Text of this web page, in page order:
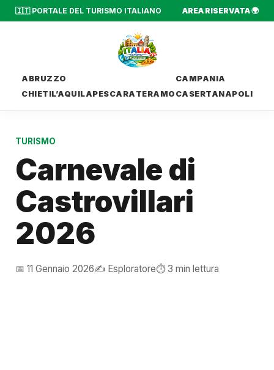
🇮🇹 PORTALE DEL TURISMO ITALIANO AREA RISERVATA 🌍
ABRUZZO
CHIETIL’AQUILAPESCARA TERAMO
CAMPANIA
CASERTANAPOLI
TURISMO
Carnevale di
Castrovillari
2026
📅 11 Gennaio 2026✍️ Esploratore⏱️ 3 min lettura